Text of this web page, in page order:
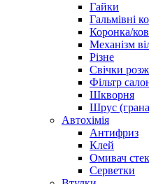
Гайки
Гальмівні
Коронка/
Механізм
Різне
Свічки
Фільтр
Шкворня
Шрус
Автохімія
Антифриз
Клей
Омивач
Серветки